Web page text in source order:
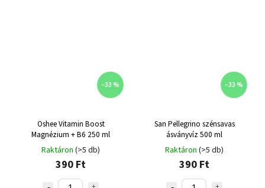
–33 %
Oshee Vitamin Boost
Magnézium + B6 250 ml
Raktáron (>5 db)
390 Ft
–33 %
San Pellegrino szénsavas
ásványvíz 500 ml
Raktáron (>5 db)
390 Ft